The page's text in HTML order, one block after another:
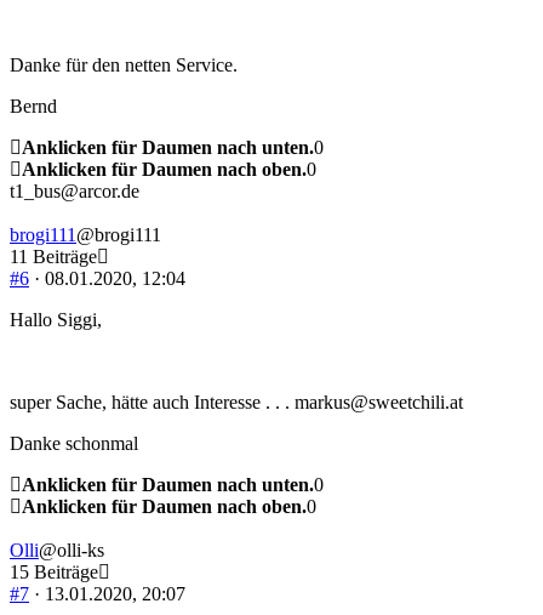
Danke für den netten Service.
Bernd
Anklicken für Daumen nach unten.0
Anklicken für Daumen nach oben.0
t1_bus@arcor.de
brogi111 @brogi111
11 Beiträge
#6 · 08.01.2020, 12:04
Hallo Siggi,
super Sache, hätte auch Interesse . . . markus@sweetchili.at
Danke schonmal
Anklicken für Daumen nach unten.0
Anklicken für Daumen nach oben.0
Olli@olli-ks
15 Beiträge
#7 · 13.01.2020, 20:07